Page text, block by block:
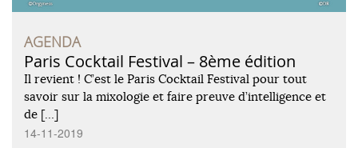
AGENDA
Paris Cocktail Festival – 8ème édition
Il revient ! C’est le Paris Cocktail Festival pour tout
savoir sur la mixologie et faire preuve d’intelligence et
de […]
14-11-2019